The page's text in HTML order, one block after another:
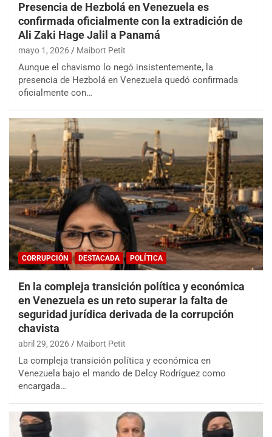
Presencia de Hezbolá en Venezuela es
confirmada oficialmente con la extradición de
Ali Zaki Hage Jalil a Panamá
mayo 1, 2026 Maibort Petit
Aunque el chavismo lo negó insistentemente, la
presencia de Hezbolá en Venezuela quedó confirmada
oficialmente con…
CORRUPCIÓN DESTACADA POLÍTICA
En la compleja transición política y económica
en Venezuela es un reto superar la falta de
seguridad jurídica derivada de la corrupción
chavista
abril 29, 2026 Maibort Petit
La compleja transición política y económica en
Venezuela bajo el mando de Delcy Rodríguez como
encargada…